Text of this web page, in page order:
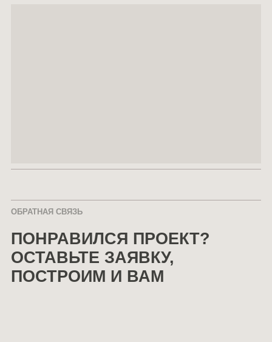
ОБРАТНАЯ СВЯЗЬ
ПОНРАВИЛСЯ ПРОЕКТ?
ОСТАВЬТЕ ЗАЯВКУ,
ПОСТРОИМ И ВАМ